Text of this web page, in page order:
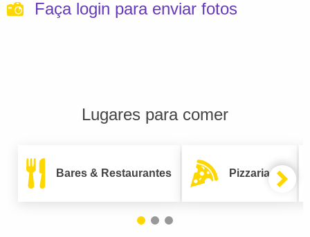
Faça login para enviar fotos
Lugares para comer
Bares & Restaurantes Pizzarias